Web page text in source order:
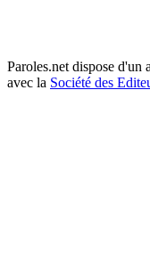
Paroles.net dispose d'un
avec la Société des